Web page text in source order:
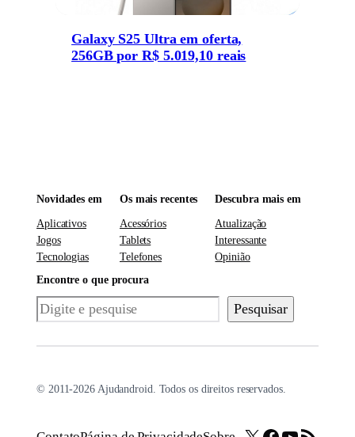
Galaxy S25 Ultra em oferta,
256GB por R$ 5.019,10 reais
Novidades em
Aplicativos
Jogos
Tecnologias
Os mais recentes
Acessórios
Tablets
Telefones
Descubra mais em
Atualização
Interessante
Opinião
Encontre o que procura
Pesquisar Pesquisar
© 2011-2026 Ajudandroid. Todos os direitos reservados.